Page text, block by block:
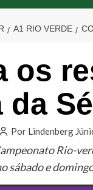
A1 RIO VERDE
os
da
Por Lindenberg
Rio-
sábado e